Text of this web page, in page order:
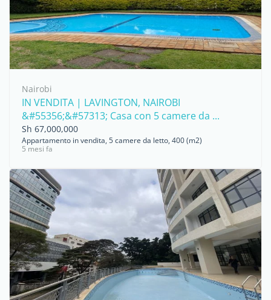
Nairobi
IN VENDITA | LAVINGTON, NAIROBI
&#55356;&#57313; Casa con 5 camere da ...
Sh 67,000,000
Appartamento in vendita, 5 camere da letto, 400 (m2)
5 mesi fa